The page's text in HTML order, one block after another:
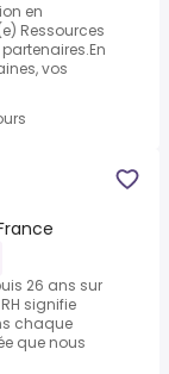
en
Ressources
vos
26 ans sur
signifie
chaque
que nous